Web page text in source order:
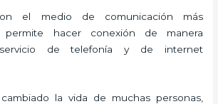
el medio de comunicación más
permite hacer conexión de manera
de telefonía y de internet
la vida de muchas personas,